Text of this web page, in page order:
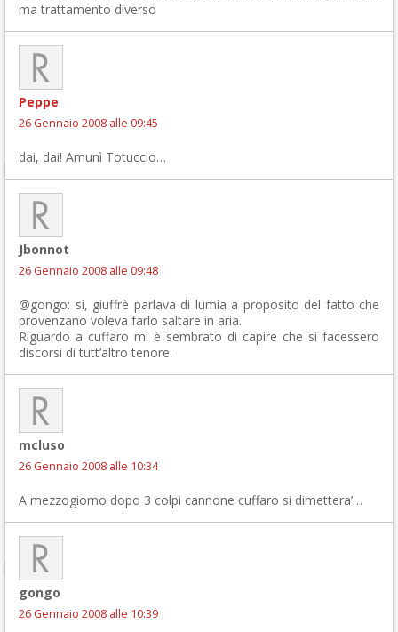
ma trattamento diverso
Peppe
26 Gennaio 2008 alle 09:45
dai, dai! Amunì Totuccio…
Jbonnot
26 Gennaio 2008 alle 09:48
@gongo: si, giuffrè parlava di lumia a proposito del fatto che
provenzano voleva farlo saltare in aria.
Riguardo a cuffaro mi è sembrato di capire che si facessero
discorsi di tutt’altro tenore.
mcluso
26 Gennaio 2008 alle 10:34
A mezzogiorno dopo 3 colpi cannone cuffaro si dimettera’…
gongo
26 Gennaio 2008 alle 10:39